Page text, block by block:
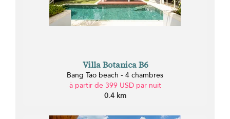
Villa Botanica B6
Bang Tao beach - 4 chambres
à partir de 399 USD par nuit
0.4 km